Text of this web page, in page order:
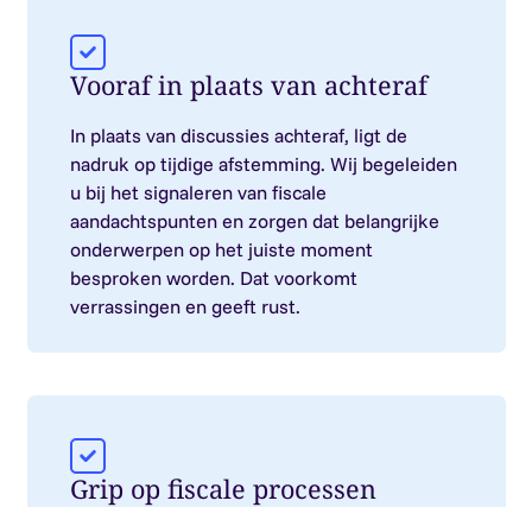
Vooraf in plaats van achteraf
In plaats van discussies achteraf, ligt de
nadruk op tijdige afstemming. Wij begeleiden
u bij het signaleren van fiscale
aandachtspunten en zorgen dat belangrijke
onderwerpen op het juiste moment
besproken worden. Dat voorkomt
verrassingen en geeft rust.
Grip op fiscale processen